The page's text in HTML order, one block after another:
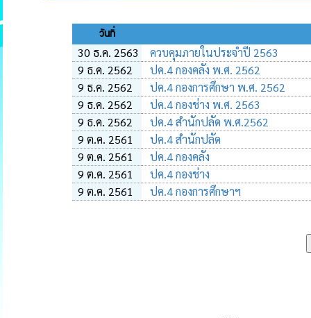
วันที่
30 ธ.ค. 2563
ควบคุมภายในประจำปี 2563
9 ธ.ค. 2562
ปค.4 กองคลัง พ.ศ. 2562
9 ธ.ค. 2562
ปค.4 กองการศึกษา พ.ศ. 2562
9 ธ.ค. 2562
ปค.4 กองช่าง พ.ศ. 2563
9 ธ.ค. 2562
ปค.4 สำนักปลัด พ.ศ.2562
9 ต.ค. 2561
ปค.4 สำนักปลัด
9 ต.ค. 2561
ปค.4 กองคลัง
9 ต.ค. 2561
ปค.4 กองช่าง
9 ต.ค. 2561
ปค.4 กองการศึกษาฯ